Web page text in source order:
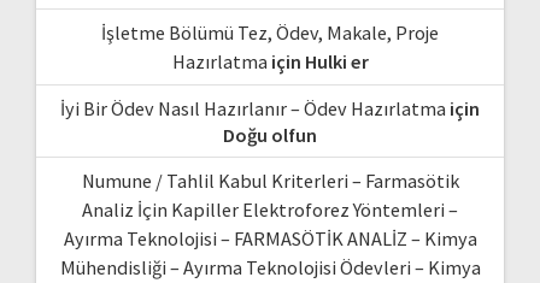
İşletme Bölümü Tez, Ödev, Makale, Proje
Hazırlatma için Hulki er
İyi Bir Ödev Nasıl Hazırlanır – Ödev Hazırlatma için
Doğu olfun
Numune / Tahlil Kabul Kriterleri – Farmasötik
Analiz İçin Kapiller Elektroforez Yöntemleri –
Ayırma Teknolojisi – FARMASÖTİK ANALİZ – Kimya
Mühendisliği – Ayırma Teknolojisi Ödevleri – Kimya